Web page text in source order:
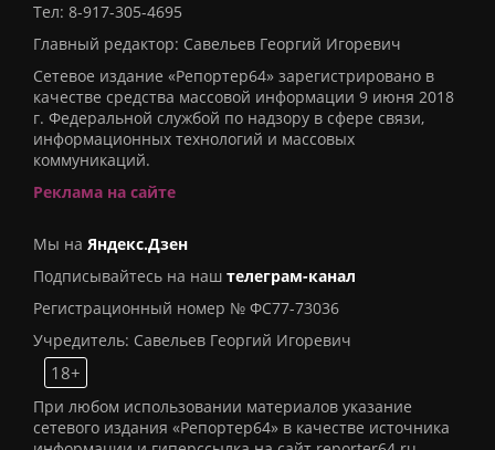
Тел: 8-917-305-4695
Главный редактор: Савельев Георгий Игоревич
Сетевое издание «Репортер64» зарегистрировано в
качестве средства массовой информации 9 июня 2018
г. Федеральной службой по надзору в сфере связи,
информационных технологий и массовых
коммуникаций.
Реклама на сайте
Мы на Яндекс.Дзен
Подписывайтесь на наш телеграм-канал
Регистрационный номер № ФС77-73036
Учредитель: Савельев Георгий Игоревич
18+
При любом использовании материалов указание
сетевого издания «Репортер64» в качестве источника